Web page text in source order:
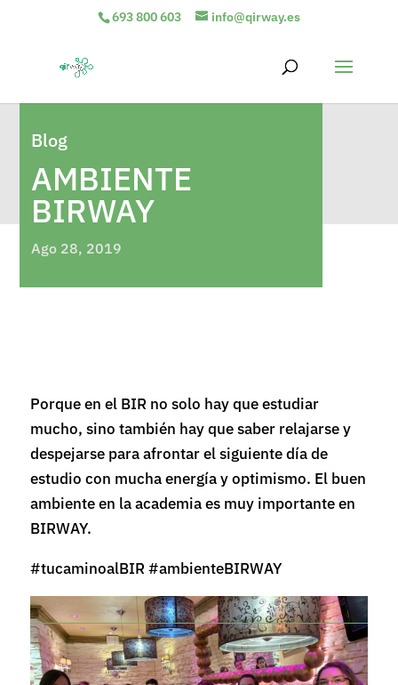
693 800 603 info@qirway.es
Blog
AMBIENTE
BIRWAY
Ago 28, 2019
Porque en el BIR no solo hay que estudiar
mucho, sino también hay que saber relajarse y
despejarse para afrontar el siguiente día de
estudio con mucha energía y optimismo. El buen
ambiente en la academia es muy importante en
BIRWAY.
#tucaminoalBIR #ambienteBIRWAY